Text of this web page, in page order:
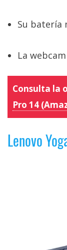
Su batería
La
Consulta la
Pro 14
Lenovo